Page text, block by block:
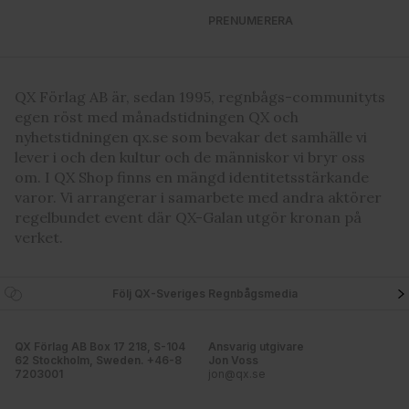
PRENUMERERA
QX Förlag AB är, sedan 1995, regnbågs-communityts
egen röst med månadstidningen QX och
nyhetstidningen qx.se som bevakar det samhälle vi
lever i och den kultur och de människor vi bryr oss
om. I QX Shop finns en mängd identitetsstärkande
varor. Vi arrangerar i samarbete med andra aktörer
regelbundet event där QX-Galan utgör kronan på
verket.
Följ QX-Sveriges Regnbågsmedia
QX Förlag AB Box 17 218, S-104
62 Stockholm, Sweden. +46-8
7203001
Ansvarig utgivare
Jon Voss
jon@qx.se